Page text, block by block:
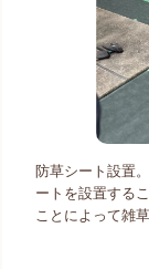
防草シート設置
ートを設置する
ことによって雑